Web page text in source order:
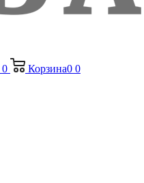
0 Корзина0 0